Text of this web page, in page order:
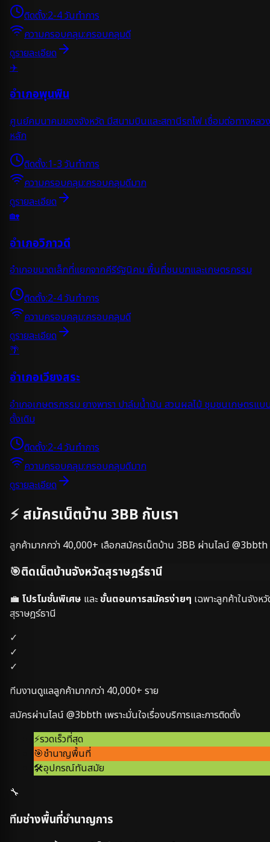
ติดตั้ง:2-4 วันทำการ
ความครอบคลุม:ครอบคลุมดี
ดูรายละเอียด
✈️
อำเภอพุนพิน
ศูนย์คมนาคมของจังหวัด มีสนามบินและสถานีรถไฟ เชื่อมต่อทางหลวง
หลัก
ติดตั้ง:1-3 วันทำการ
ความครอบคลุม:ครอบคลุมดีมาก
ดูรายละเอียด
🏡
อำเภอวิภาวดี
อำเภอขนาดเล็กที่แยกจากคีรีรัฐนิคม พื้นที่ชนบทและเกษตรกรรม
ติดตั้ง:2-4 วันทำการ
ความครอบคลุม:ครอบคลุมดี
ดูรายละเอียด
🌴
อำเภอเวียงสระ
อำเภอเกษตรกรรม ยางพารา ปาล์มน้ำมัน สวนผลไม้ ชุมชนเกษตรแบ
ดั้งเดิม
ติดตั้ง:2-4 วันทำการ
ความครอบคลุม:ครอบคลุมดีมาก
ดูรายละเอียด
⚡ สมัครเน็ตบ้าน 3BB กับเรา
ลูกค้ามากกว่า 40,000+ เลือกสมัครเน็ตบ้าน 3BB ผ่านไลน์ @3bbth
🎯ติดเน็ตบ้านจังหวัดสุราษฎร์ธานี
💼 โปรโมชั่นพิเศษ และขั้นตอนการสมัครง่ายๆ เฉพาะลูกค้าในจังห
สุราษฎร์ธานี
✓
✓
✓
ทีมงานดูแลลูกค้ามากกว่า 40,000+ ราย
สมัครผ่านไลน์ @3bbth เพราะมั่นใจเรื่องบริการและการติดตั้ง
⚡รวดเร็วที่สุด
🎯ชำนาญพื้นที่
🛠️อุปกรณ์ทันสมัย
🔧
ทีมช่างพื้นที่ชำนาญการ